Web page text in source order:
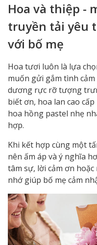
Hoa và thiệp -
truyền tải yêu
với bố mẹ
Hoa tươi luôn là lựa
muốn gửi gắm tình
dương rực rỡ tượng
biết ơn, hoa lan cao
hoa hồng pastel nhẹ
hợp.
Khi kết hợp cùng một
nên ấm áp và ý nghĩa
tâm sự, lời cảm ơn
nhớ giúp bố mẹ cảm